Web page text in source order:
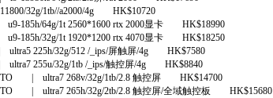
32g/1tb//a2000/4g HK$10720
185h/64g/1t 2560*1600 rtx 2000显卡 HK$18990
185h/32g/1t 1920*1200 rtx 4070显卡 HK$18250
225h/32g/512 /_ips/屏触屏/4g HK$7580
255u/32g/1tb /_ips/触控屏/4g HK$8840
| ultra7 268v/32g/1tb/2.8 触控屏 HK$14700
| ultra7 265h/32g/2tb/2.8 触控屏/全域触控板 HK$15680